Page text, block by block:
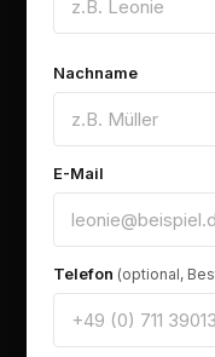
Nachname
E-Mail
Telefon (optional,